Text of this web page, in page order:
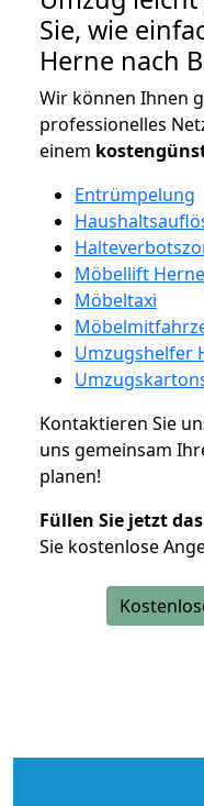
Sie, wie
Herne nach
Wir können Ihnen
professionelles
einem
Entrümpelung
Möbellift Herne
Möbeltaxi
Umzugshelfer
Kontaktieren Sie
uns gemeinsam
planen!
Füllen Sie jetzt
Sie kostenlose